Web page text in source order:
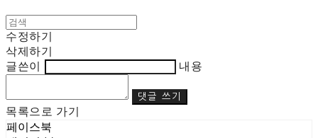
수정하기
삭제하기
글쓴이
내용
댓글 쓰기
목록으로 가기
페이스북